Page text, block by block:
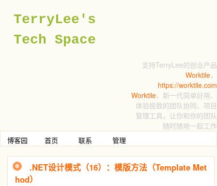
TerryLee's
Tech Space
支持TerryLee的创业产品
Worktile，
https://worktile.com
Worktile，新一代简单好用、
体验极致的团队协同、项目
管理工具，让你和你的团队
随时随地一起工作
博客园
首页 联系 管理
.NET设计模式（16）：模版方法（Template Met
hod）